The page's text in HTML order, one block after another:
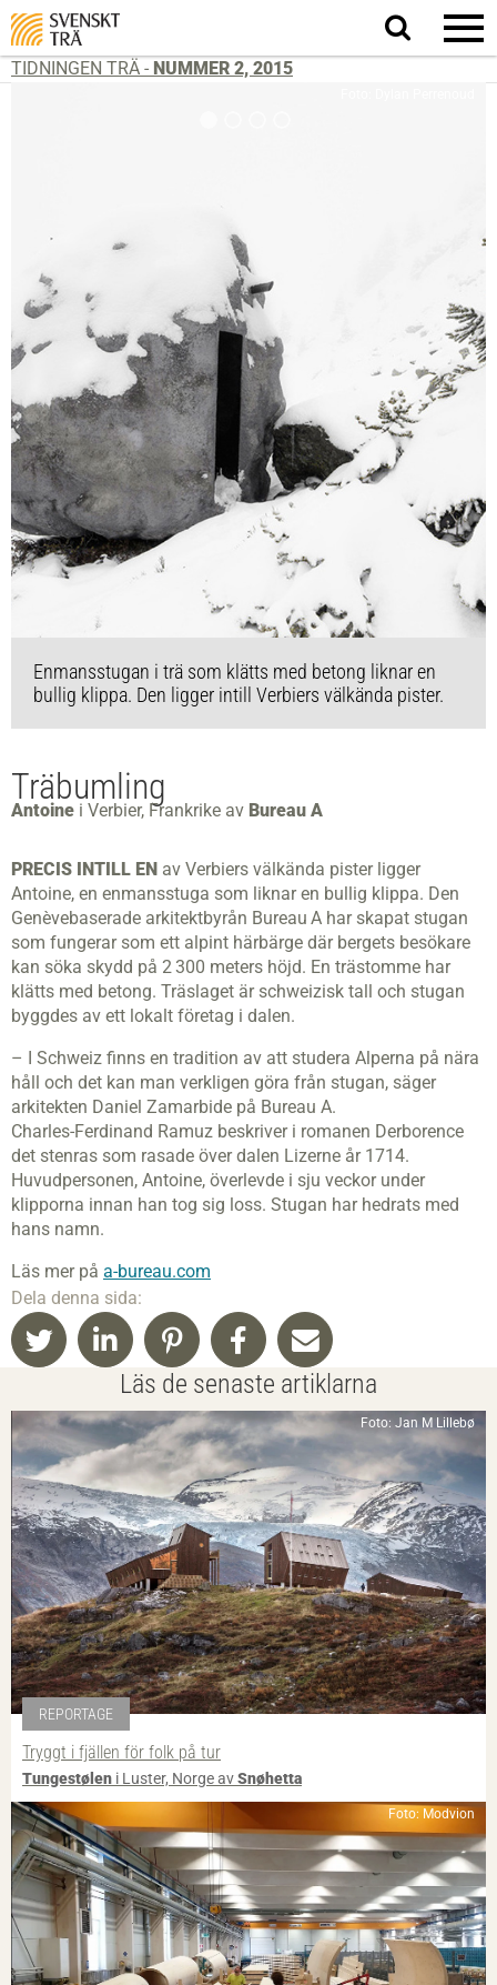
Sök
på
TIDNINGEN TRÄ - NUMMER 2, 2015
Enmansstugan i trä som klätts med betong liknar en
bullig klippa. Den ligger intill Verbiers välkända pister.
Träbumling
Antoine i Verbier, Frankrike av Bureau A
PRECIS INTILL EN av Verbiers välkända pister ligger
Antoine, en enmansstuga som liknar en bullig klippa. Den
Genève­baserade arkitektbyrån Bureau A har skapat stugan
som fungerar som ett alpint härbärge där bergets besökare
kan söka skydd på 2 300 meters höjd. En trästomme har
klätts med betong. Träslaget är schweizisk tall och stugan
byggdes av ett lokalt företag i dalen.
– I Schweiz finns en tradition av att studera Alperna på nära
håll och det kan man verkligen göra från stugan, säger
arkitekten Daniel Zamarbide på Bureau A.
Charles-Ferdinand Ramuz beskriver i romanen Derborence
det stenras som rasade över dalen Lizerne år 1714.
Huvudpersonen, Antoine, överlevde i sju veckor under
klipporna innan han tog sig loss. Stugan har hedrats med
hans namn.
Läs mer på a-bureau.com
Dela denna sida:
Läs de senaste artiklarna
Foto: Jan M Lillebø
REPORTAGE
Tryggt i fjällen för folk på tur
Tungestølen i Luster, Norge avSnøhetta
Foto: Modvion